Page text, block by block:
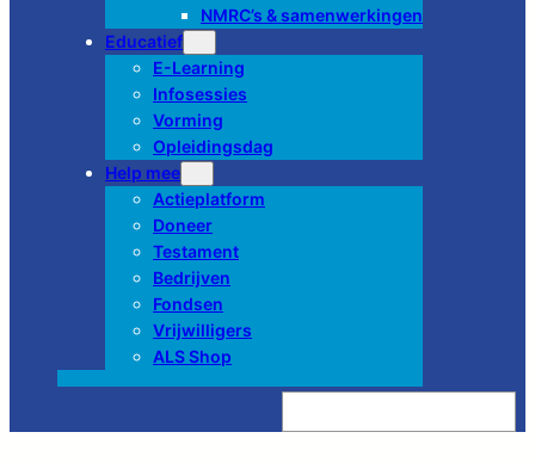
NMRC’s & samenwerkingen
Educatief
E-Learning
Infosessies
Vorming
Opleidingsdag
Help mee
Actieplatform
Doneer
Testament
Bedrijven
Fondsen
Vrijwilligers
ALS Shop
Z
e